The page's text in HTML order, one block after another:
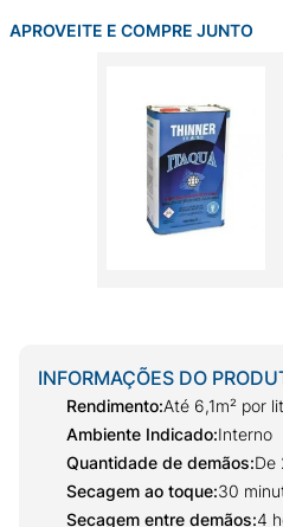
APROVEITE E COMPRE JUNTO
INFORMAÇÕES DO
Rendimento:Até 6,1m² por
Ambiente Indicado:Interno
Quantidade de demãos:De
Secagem ao toque:30
Secagem entre demãos:4